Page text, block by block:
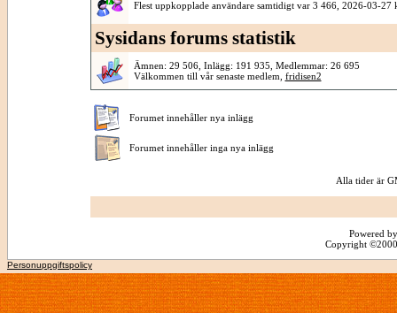
Flest uppkopplade användare samtidigt var 3 466, 2026-03-27
Sysidans forums statistik
Ämnen: 29 506, Inlägg: 191 935, Medlemmar: 26 695
Välkommen till vår senaste medlem, fridisen2
Forumet innehåller nya inlägg
Forumet innehåller inga nya inlägg
Alla tider är
Powered
Copyright
Personuppgiftspolicy